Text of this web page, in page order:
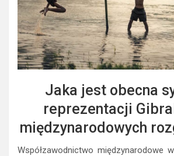
Jaka jest obecna
reprezentacji
międzynarodowych
Współzawodnictwo międzynarodowe